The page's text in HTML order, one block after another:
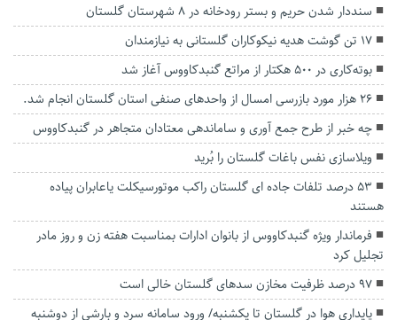
سنددار شدن حریم و بستر رودخانه در ۸ شهرستان گلستان
۱۷ تن گوشت هدیه نیکوکاران گلستانی به نیازمندان
بوته‌کاری در ۵۰۰ هکتار از مراتع گنبدکاووس آغاز شد
۲۶ هزار مورد بازرسی امسال از واحدهای صنفی استان گلستان انجام شد.
چه خبر از طرح جمع آوری و ساماندهی معتادان‌ متجاهر در گنبدکاووس
ویلاسازی نفس باغات گلستان را بُرید
۵۳ درصد تلفات جاده ای گلستان راکب موتورسیکلت یاعابران پیاده
هستند
فرماندار ویژه گنبدکاووس از بانوان ادارات بمناسبت هفته زن و روز مادر
تجلیل کرد
۹۷ درصد ظرفیت مخازن سدهای گلستان خالی است
پایداری هوا در گلستان تا یکشنبه/ ورود سامانه سرد و بارشی از دوشنبه